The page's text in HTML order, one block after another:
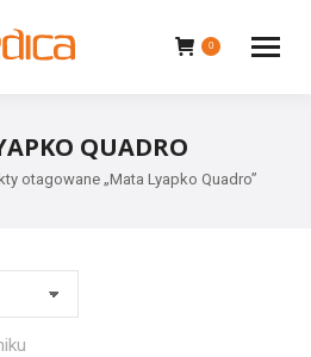
0
QUADRO
otagowane „Mata Lyapko Quadro”